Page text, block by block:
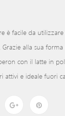
è facile da
alla sua
con il latte in
attivi e ideale fuori